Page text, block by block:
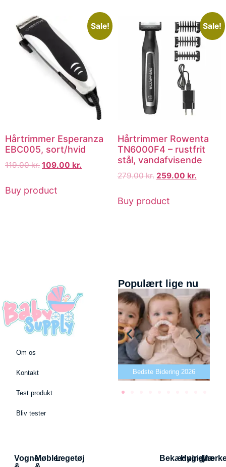
Sale!
Hårtrimmer Esperanza
EBC005, sort/hvid
119.00kr. 109.00 kr.
Buy product
Sale!
Hårtrimmer Rowenta
TN6000F4 – rustfrit
stål, vandafvisende
279.00kr. 259.00 kr.
Buy product
Om os
Kontakt
Test produkt
Bliv tester
Populært lige nu
Bedste puslepude 2026 Bedste Bidering 2026
VogneMøblerLegetøj Bekædning
Hygiejne